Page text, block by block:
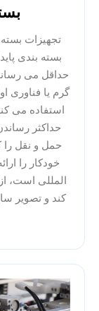
تجهیزات
بسته بندی
حداقل می
گرم یا فناوری
استفاده می
حداکثر
حمل و نقل
خودکار را
المللی است،
کند و تصویر